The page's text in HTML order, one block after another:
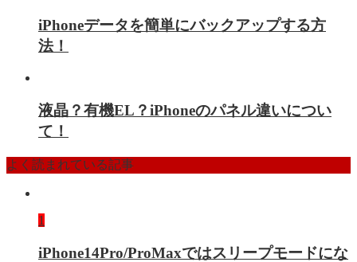
iPhoneデータを簡単にバックアップする方
法！
液晶？有機EL？iPhoneのパネル違いについ
て！
よく読まれている記事
1
iPhone14Pro/ProMaxではスリープモードにな